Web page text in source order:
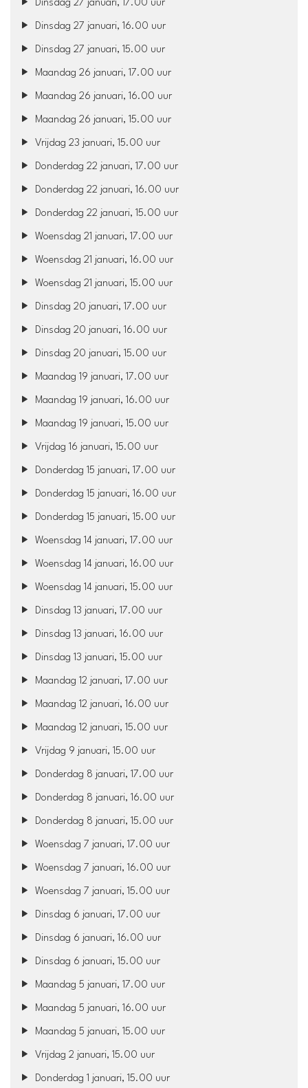
Dinsdag 27 januari, 17.00 uur
Dinsdag 27 januari, 16.00 uur
Dinsdag 27 januari, 15.00 uur
Maandag 26 januari, 17.00 uur
Maandag 26 januari, 16.00 uur
Maandag 26 januari, 15.00 uur
Vrijdag 23 januari, 15.00 uur
Donderdag 22 januari, 17.00 uur
Donderdag 22 januari, 16.00 uur
Donderdag 22 januari, 15.00 uur
Woensdag 21 januari, 17.00 uur
Woensdag 21 januari, 16.00 uur
Woensdag 21 januari, 15.00 uur
Dinsdag 20 januari, 17.00 uur
Dinsdag 20 januari, 16.00 uur
Dinsdag 20 januari, 15.00 uur
Maandag 19 januari, 17.00 uur
Maandag 19 januari, 16.00 uur
Maandag 19 januari, 15.00 uur
Vrijdag 16 januari, 15.00 uur
Donderdag 15 januari, 17.00 uur
Donderdag 15 januari, 16.00 uur
Donderdag 15 januari, 15.00 uur
Woensdag 14 januari, 17.00 uur
Woensdag 14 januari, 16.00 uur
Woensdag 14 januari, 15.00 uur
Dinsdag 13 januari, 17.00 uur
Dinsdag 13 januari, 16.00 uur
Dinsdag 13 januari, 15.00 uur
Maandag 12 januari, 17.00 uur
Maandag 12 januari, 16.00 uur
Maandag 12 januari, 15.00 uur
Vrijdag 9 januari, 15.00 uur
Donderdag 8 januari, 17.00 uur
Donderdag 8 januari, 16.00 uur
Donderdag 8 januari, 15.00 uur
Woensdag 7 januari, 17.00 uur
Woensdag 7 januari, 16.00 uur
Woensdag 7 januari, 15.00 uur
Dinsdag 6 januari, 17.00 uur
Dinsdag 6 januari, 16.00 uur
Dinsdag 6 januari, 15.00 uur
Maandag 5 januari, 17.00 uur
Maandag 5 januari, 16.00 uur
Maandag 5 januari, 15.00 uur
Vrijdag 2 januari, 15.00 uur
Donderdag 1 januari, 15.00 uur